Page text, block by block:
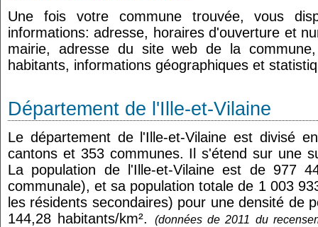
Une fois votre commune trouvée, vous
informations: adresse, horaires d'ouverture et
mairie, adresse du site web de la
habitants, informations géographiques et
Département de l'Ille-et-Vilaine
Le département de l'Ille-et-Vilaine est divisé
cantons et 353 communes. Il s'étend sur une
La population de l'Ille-et-Vilaine est de 977
communale), et sa population totale de 1 003
les résidents secondaires) pour une densité de
144,28 habitants/km².
(données de 2011 du